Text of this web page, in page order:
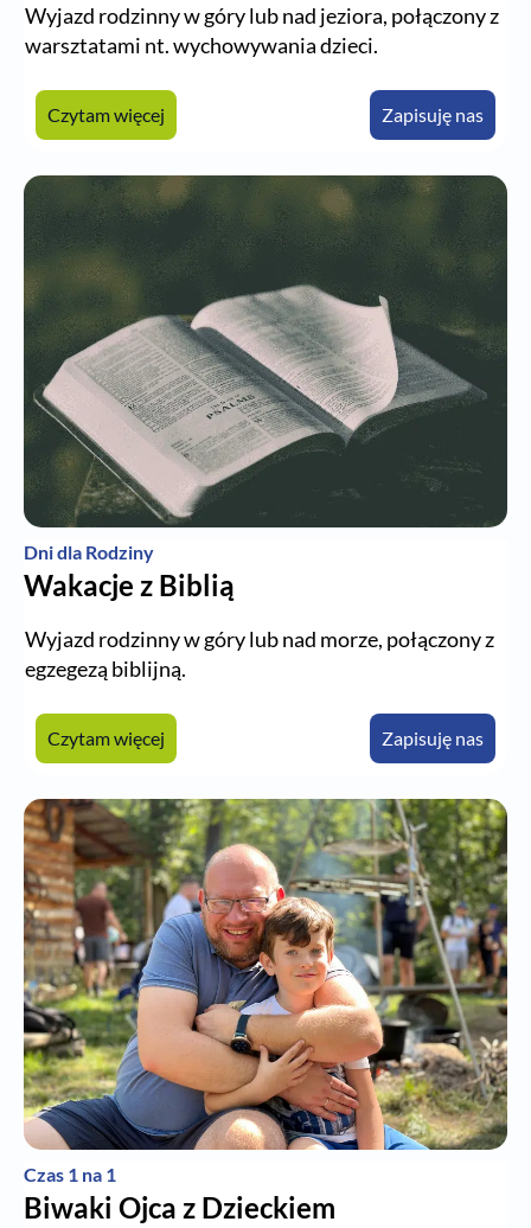
Wyjazd rodzinny w góry lub nad jeziora, połączony z
warsztatami nt. wychowywania dzieci.
Czytam więcej Zapisuję nas
Dni dla Rodziny
Wakacje z Biblią
Wyjazd rodzinny w góry lub nad morze, połączony z
egzegezą biblijną.
Czytam więcej Zapisuję nas
Czas 1 na 1
Biwaki Ojca z Dzieckiem